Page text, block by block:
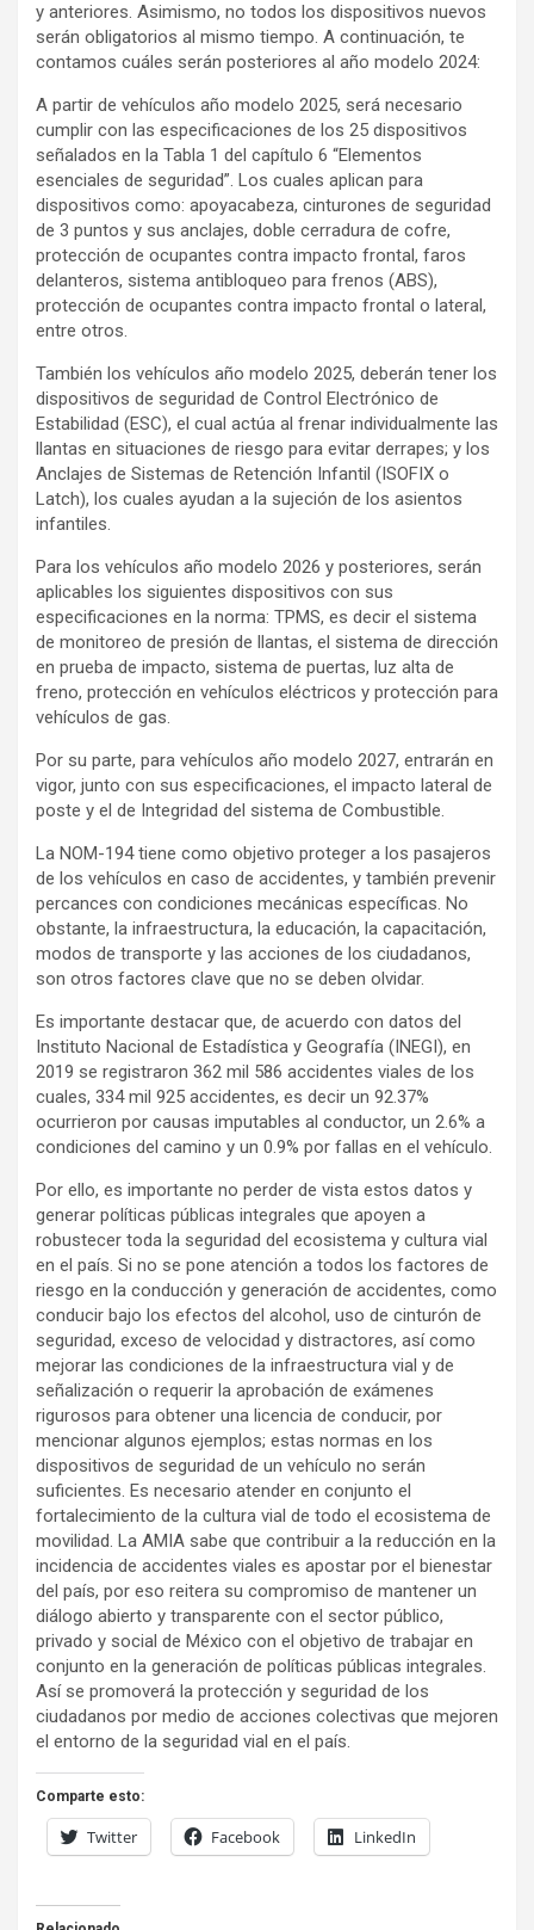
y anteriores. Asimismo, no todos los dispositivos nuevos
serán obligatorios al mismo tiempo. A continuación, te
contamos cuáles serán posteriores al año modelo 2024:
A partir de vehículos año modelo 2025, será necesario
cumplir con las especificaciones de los 25 dispositivos
señalados en la Tabla 1 del capítulo 6 “Elementos
esenciales de seguridad”. Los cuales aplican para
dispositivos como: apoyacabeza, cinturones de seguridad
de 3 puntos y sus anclajes, doble cerradura de cofre,
protección de ocupantes contra impacto frontal, faros
delanteros, sistema antibloqueo para frenos (ABS),
protección de ocupantes contra impacto frontal o lateral,
entre otros.
También los vehículos año modelo 2025, deberán tener los
dispositivos de seguridad de Control Electrónico de
Estabilidad (ESC), el cual actúa al frenar individualmente las
llantas en situaciones de riesgo para evitar derrapes; y los
Anclajes de Sistemas de Retención Infantil (ISOFIX o
Latch), los cuales ayudan a la sujeción de los asientos
infantiles.
Para los vehículos año modelo 2026 y posteriores, serán
aplicables los siguientes dispositivos con sus
especificaciones en la norma: TPMS, es decir el sistema
de monitoreo de presión de llantas, el sistema de dirección
en prueba de impacto, sistema de puertas, luz alta de
freno, protección en vehículos eléctricos y protección para
vehículos de gas.
Por su parte, para vehículos año modelo 2027, entrarán en
vigor, junto con sus especificaciones, el impacto lateral de
poste y el de Integridad del sistema de Combustible.
La NOM-194 tiene como objetivo proteger a los pasajeros
de los vehículos en caso de accidentes, y también prevenir
percances con condiciones mecánicas específicas. No
obstante, la infraestructura, la educación, la capacitación,
modos de transporte y las acciones de los ciudadanos,
son otros factores clave que no se deben olvidar.
Es importante destacar que, de acuerdo con datos del
Instituto Nacional de Estadística y Geografía (INEGI), en
2019 se registraron 362 mil 586 accidentes viales de los
cuales, 334 mil 925 accidentes, es decir un 92.37%
ocurrieron por causas imputables al conductor, un 2.6% a
condiciones del camino y un 0.9% por fallas en el vehículo.
Por ello, es importante no perder de vista estos datos y
generar políticas públicas integrales que apoyen a
robustecer toda la seguridad del ecosistema y cultura vial
en el país. Si no se pone atención a todos los factores de
riesgo en la conducción y generación de accidentes, como
conducir bajo los efectos del alcohol, uso de cinturón de
seguridad, exceso de velocidad y distractores, así como
mejorar las condiciones de la infraestructura vial y de
señalización o requerir la aprobación de exámenes
rigurosos para obtener una licencia de conducir, por
mencionar algunos ejemplos; estas normas en los
dispositivos de seguridad de un vehículo no serán
suficientes. Es necesario atender en conjunto el
fortalecimiento de la cultura vial de todo el ecosistema de
movilidad. La AMIA sabe que contribuir a la reducción en la
incidencia de accidentes viales es apostar por el bienestar
del país, por eso reitera su compromiso de mantener un
diálogo abierto y transparente con el sector público,
privado y social de México con el objetivo de trabajar en
conjunto en la generación de políticas públicas integrales.
Así se promoverá la protección y seguridad de los
ciudadanos por medio de acciones colectivas que mejoren
el entorno de la seguridad vial en el país.
Comparte esto:
Twitter Facebook LinkedIn